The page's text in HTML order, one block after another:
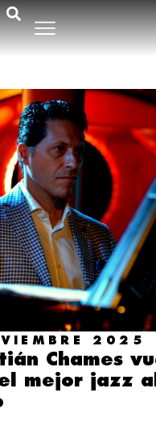
2025
Chames
mejor jazz